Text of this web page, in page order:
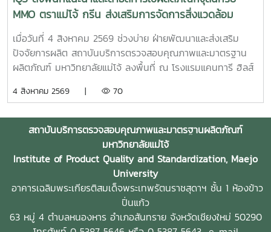
การแข่งขันของผู้ประกอบการไทย รวมถึงสร้างเครือข่ายความ
ร่วมมือระหว่างหน่วยงานภาครัฐ สถาบันการศึกษา และภาคธุรกิจ
MMO ตราแม่โจ้ กรีน ส่งเสริมการจัดการสิ่งแวดล้อม
สำหรับธุรกิจโรงแรม
เมื่อวันที่ 4 สิงหาคม 2569 ช่วงบ่าย ฝ่ายพัฒนาและส่งเสริม
ปัจจัยการผลิต สถาบันบริการตรวจสอบคุณภาพและมาตรฐาน
ผลิตภัณฑ์ มหาวิทยาลัยแม่โจ้ ลงพื้นที่ ณ โรงแรมแคนทารี ฮิลส์
และสาธิตแนวทางการใช้งานผลิตภัณฑ์จุลินทรีย์ MMO ตราแม่โจ้
พื้นที่ต่าง ๆ ภายในสถานประกอบการ โดยชื่อสถานที่ดังกล่าว
ตรงกับชื่อภาษาไทยที่โรงแรมใช้อย่างเป็นทางการ การลงพื้นที่
ครั้งนี้นำโดย ผู้ช่วยศาสตราจารย์ ดร.ฉันทนา ซูแสวงทรัพย์ รอง
ผู้อำนวยการฝ่ายวิจัยและนวัตกรรม และ นายพัฒน์ โกจินอก
หัวหน้าฝ่ายพัฒนาและส่งเสริมปัจจัยการผลิต พร้อมด้วยบุคลากร
ในฝ่าย ได้แก่ นางสาววาสนา กาฬภักดี นักวิทยาศาสตร์ นาย
สหรัฐ ตั๋นก้อน เจ้าหน้าที่ขายจุลินทรีย์ และ นายนิวัช ออนศรี ผู้
ปฏิบัติงานเกษตรสถาบันบริการตรวจสอบคุณภาพและมาตรฐาน
4 สิงหาคม 2569 | 70
สถาบันบริการตรวจสอบคุณภาพและมาตรฐานผลิตภัณฑ์
มหาวิทยาลัยแม่โจ้
Institute of Product Quality and Standardization, Maejo
University
อาคารเฉลิมพระเกียรติสมเด็จพระเทพรัตนราชสุดาฯ ชั้น 1 ห้องข้าว
ปิ่นแก้ว
63 หมู่ 4 ตำบลหนองหาร อำเภอสันทราย จังหวัดเชียงใหม่ 50290